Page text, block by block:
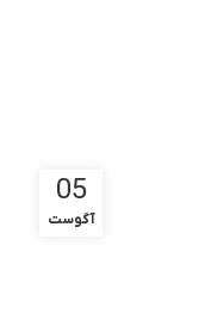
05
آگوست